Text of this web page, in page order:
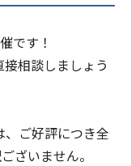
です！
相談しましょう
ご好評につき全
ざいません。